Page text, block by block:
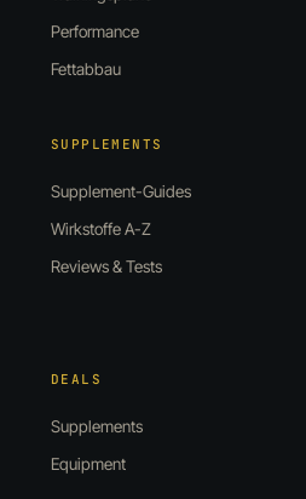
Performance
Fettabbau
SUPPLEMENTS
Supplement-Guides
Wirkstoffe A-Z
Reviews & Tests
DEALS
Supplements
Equipment